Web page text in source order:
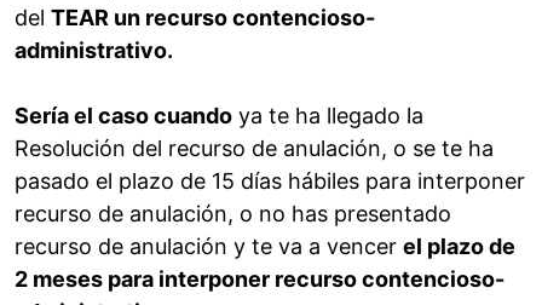
del TEAR un recurso contencioso-
administrativo.
Sería el caso cuando ya te ha llegado la
Resolución del recurso de anulación, o se te ha
pasado el plazo de 15 días hábiles para interponer
recurso de anulación, o no has presentado
recurso de anulación y te va a vencer el plazo de
2 meses para interponer recurso contencioso-